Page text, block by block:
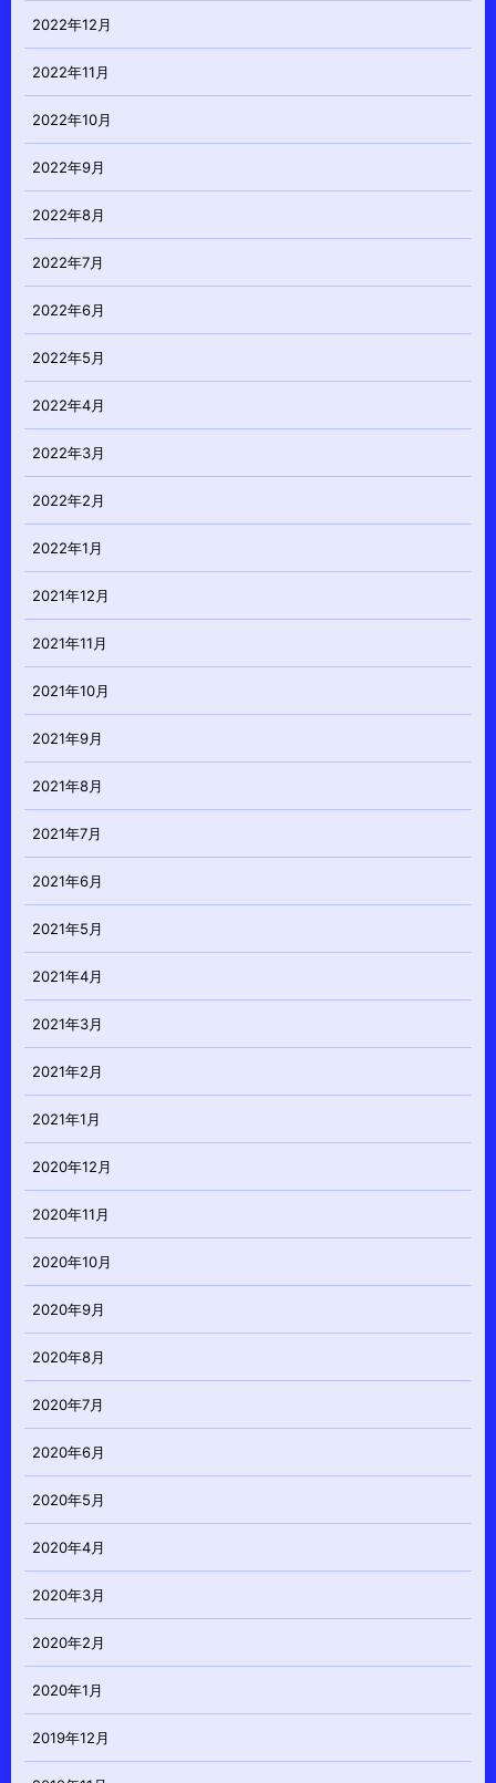
2022年12月
2022年11月
2022年10月
2022年9月
2022年8月
2022年7月
2022年6月
2022年5月
2022年4月
2022年3月
2022年2月
2022年1月
2021年12月
2021年11月
2021年10月
2021年9月
2021年8月
2021年7月
2021年6月
2021年5月
2021年4月
2021年3月
2021年2月
2021年1月
2020年12月
2020年11月
2020年10月
2020年9月
2020年8月
2020年7月
2020年6月
2020年5月
2020年4月
2020年3月
2020年2月
2020年1月
2019年12月